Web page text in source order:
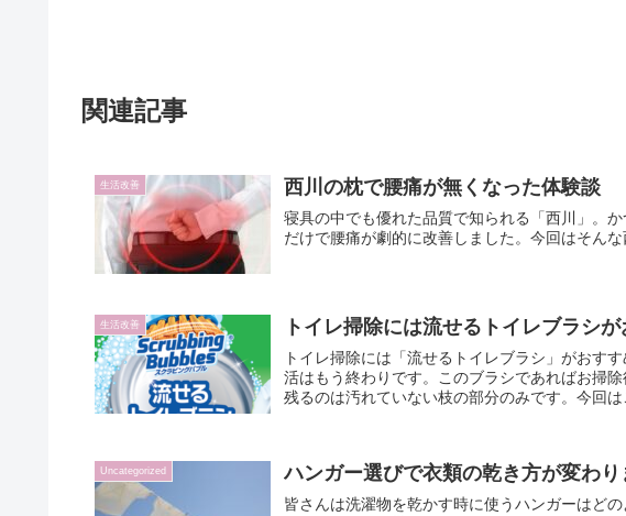
関連記事
生活改善 西川の枕で腰痛が無くなった体験談
寝具の中でも優れた品質で知られる「西川」。
だけで腰痛が劇的に改善しました。今回はそんな
生活改善 トイレ掃除には流せるトイレブラシが
トイレ掃除には「流せるトイレブラシ」がおす
活はもう終わりです。このブラシであればお掃
残るのは汚れていない枝の部分のみです。今回
Uncategorized ハンガー選びで衣類の乾き方が変わり
皆さんは洗濯物を乾かす時に使うハンガーはど